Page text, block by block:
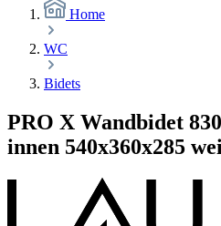
Home
WC
Bidets
PRO X Wandbidet
innen 540x360x285